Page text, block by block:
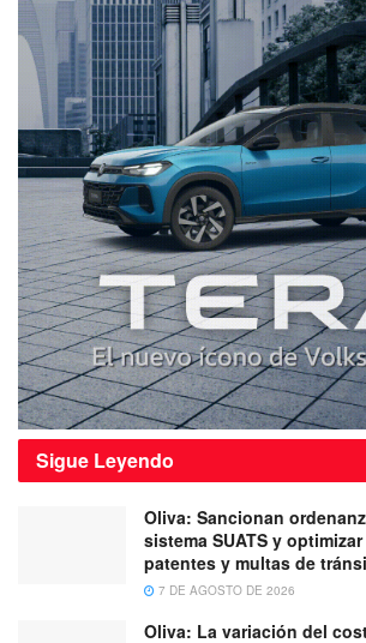
Sigue Leyendo
Oliva: Sancionan
sistema SUATS y
patentes y multas de
7 DE AGOSTO DE 2026
Oliva: La variación del